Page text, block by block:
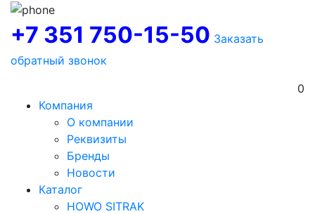
+7 351 750-15-50 Заказать
обратный звонок
0
Компания
О компании
Реквизиты
Бренды
Новости
Каталог
HOWO SITRAK